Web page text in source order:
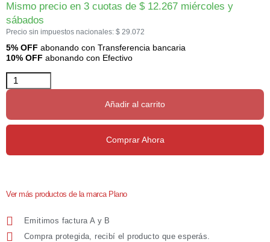
Mismo precio en 3 cuotas de $12.267 miércoles y
sábados
Precio sin impuestos nacionales: $ 29.072
5% OFF abonando con Transferencia bancaria
10% OFF abonando con Efectivo
Añadir al carrito
Comprar Ahora
Ver más productos de la marca Plano
Emitimos factura A y B
Compra protegida, recibí el producto que esperás.